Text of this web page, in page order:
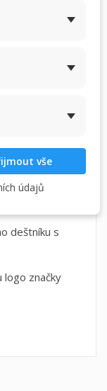
černá
deštníku s
logo značky
přání
vše
údajů